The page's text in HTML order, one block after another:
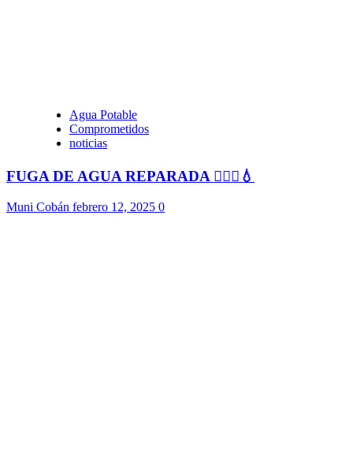
Agua Potable
Comprometidos
noticias
FUGA DE AGUA REPARADA 👷🏻‍♂️💧
Muni Cobán febrero 12, 2025 0